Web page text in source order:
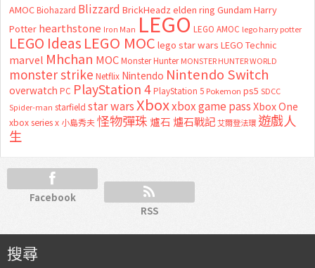
AMOC Biohazard Blizzard BrickHeadz elden ring Gundam Harry
Potter hearthstone Iron Man LEGO LEGO AMOC lego harry potter
LEGO Ideas LEGO MOC lego star wars LEGO Technic
marvel Mhchan MOC Monster Hunter MONSTER HUNTER WORLD
monster strike Netflix Nintendo Nintendo Switch
overwatch PC PlayStation 4 PlayStation 5 Pokemon ps5 SDCC
Spider-man starfield star warsXboxxbox game passXbox One
xbox series x 小島秀夫怪物彈珠 爐石 爐石戰記艾爾登法環 遊戲人
生
Facebook
RSS
搜尋